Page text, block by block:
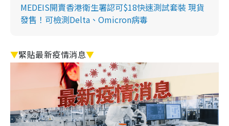
MEDEIS開賣香港衛生署認可$18快速測試套裝 現貨
發售！可檢測Delta、Omicron病毒
▼緊貼最新疫情消息▼